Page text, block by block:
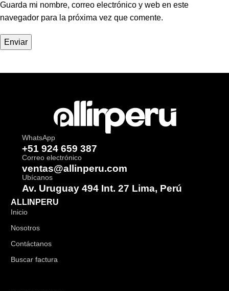
Guarda mi nombre, correo electrónico y web en este
navegador para la próxima vez que comente.
WhatsApp
+51 924 659 387
Correo electrónico
ventas@allinperu.com
Ubícanos
Av. Uruguay 494 Int. 27 Lima, Perú
ALLINPERU
Inicio
Nosotros
Contáctanos
Buscar factura